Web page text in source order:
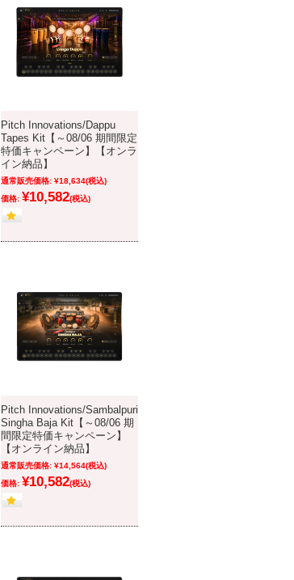
Pitch Innovations/Dappu
Tapes Kit【～08/06 期間限定
特価キャンペーン】【オンラ
イン納品】
通常販売価格: ¥18,634(税込)
価格: ¥10,582(税込)
Pitch Innovations/Sambalpuri
Singha Baja Kit【～08/06 期
間限定特価キャンペーン】
【オンライン納品】
通常販売価格: ¥14,564(税込)
価格: ¥10,582(税込)